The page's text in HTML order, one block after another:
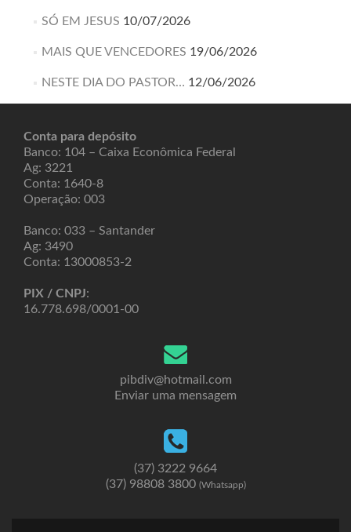
SÓ EM JESUS 10/07/2026
MAIS QUE VENCEDORES 19/06/2026
NESTE DIA DO PASTOR… 12/06/2026
Conta para depósito
Banco: 104 – Caixa Econômica Federal
Ag: 3221
Conta: 1640-8
Operação: 003
Banco: 033 – Santander
Ag: 3490
Conta: 13000853-2
PIX / CNPJ:
16.778.698/0001-00
pibdiv@hotmail.com
Enviar uma mensagem
(37) 3222 9664
(37) 98808 3800 (Whatsapp)